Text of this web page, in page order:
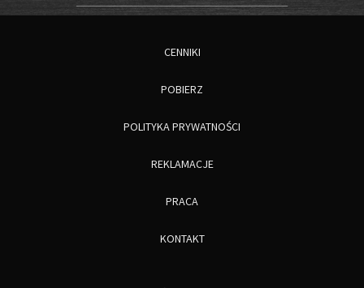
CENNIKI
POBIERZ
POLITYKA PRYWATNOŚCI
REKLAMACJE
PRACA
KONTAKT